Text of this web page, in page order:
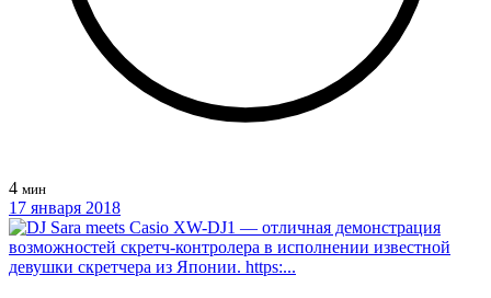
4 мин
17 января 2018